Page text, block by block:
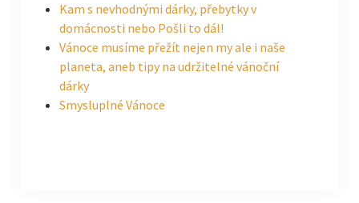
Kam s nevhodnými dárky, přebytky v
domácnosti nebo Pošli to dál!
Vánoce musíme přežít nejen my ale i naše
planeta, aneb tipy na udržitelné vánoční
dárky
Smysluplné Vánoce